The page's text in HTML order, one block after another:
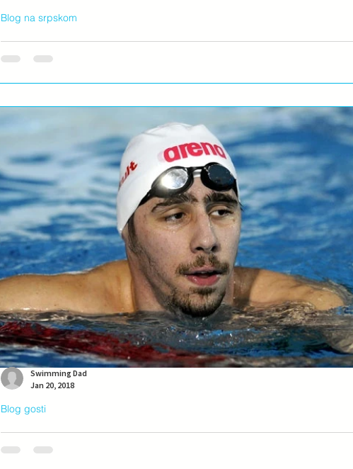
Kako izabrati pravog trenera za svoje dete?
da se rekreira, šta je...
Blog na srpskom
Blog gost: Stefan Šorak
Blog gosti
Swimming Dad
Jan 20, 2018